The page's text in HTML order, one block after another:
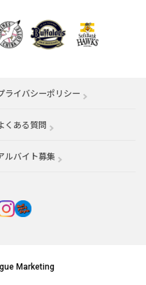
ライバシーポリシー
くある質問
ルバイト募集 （別ウィンドウで開く
Marketing